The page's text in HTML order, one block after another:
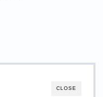
CLOSE